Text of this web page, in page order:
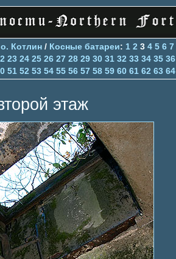
Котлин / Косные батареи: 1 2 3 4 5 6 7
23 24 25 26 27 28 29 30 31 32 33 34 35 36
51 52 53 54 55 56 57 58 59 60 61 62 63 64
этаж